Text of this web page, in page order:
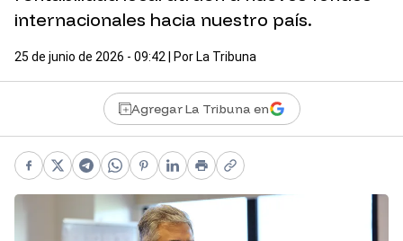
internacionales hacia nuestro país.
25 de junio de 2026 - 09:42 | Por La Tribuna
Agregar La Tribuna en
Facebook
X Telegram
WhatsApp
Pinterest
LinkedIn
PrintCopy link